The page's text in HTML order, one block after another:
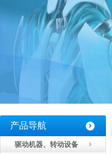
产品导航
驱动机器、转动设备